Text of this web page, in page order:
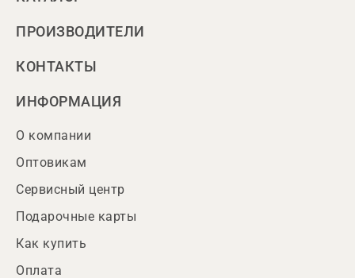
ПРОИЗВОДИТЕЛИ
КОНТАКТЫ
ИНФОРМАЦИЯ
О компании
Оптовикам
Сервисный центр
Подарочные карты
Как купить
Оплата